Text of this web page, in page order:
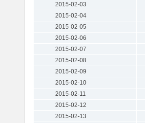
2015-02-03
2015-02-04
2015-02-05
2015-02-06
2015-02-07
2015-02-08
2015-02-09
2015-02-10
2015-02-11
2015-02-12
2015-02-13